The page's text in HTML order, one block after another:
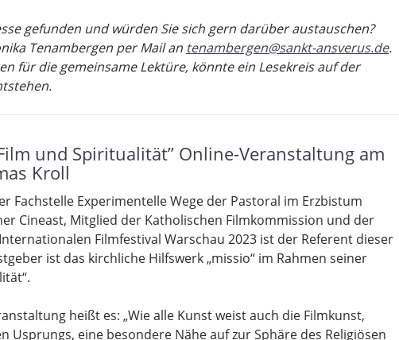
gefunden und würden Sie sich gern darüber austauschen?
Tenambergen per Mail an tenambergen@sankt-ansverus.de.
für die gemeinsame Lektüre, könnte ein Lesekreis auf der
und Spiritualität” Online-Veranstaltung am
Kroll
Fachstelle Experimentelle Wege der Pastoral im Erzbistum
Cineast, Mitglied der Katholischen Filmkommission und der
Filmfestival Warschau 2023 ist der Referent dieser
ist das kirchliche Hilfswerk „missio“ im Rahmen seiner
heißt es: „Wie alle Kunst weist auch die Filmkunst,
Usprungs, eine besondere Nähe auf zur Sphäre des Religiösen